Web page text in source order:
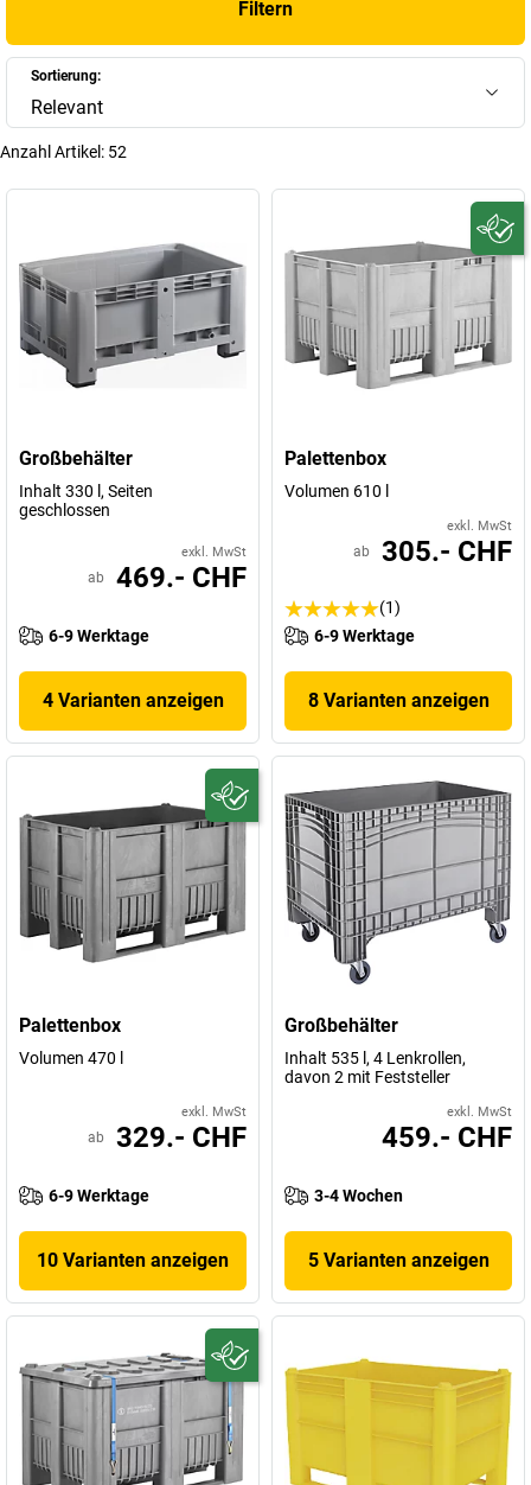
senken. Dank genormter Maße lassen sie sich zudem perfekt in
Mehr anzeigen
Filtern
Sortierung:
Relevant
Anzahl Artikel: 52
Großbehälter
Inhalt 330 l, Seiten
geschlossen
exkl. MwSt
ab 469.- CHF
6-9 Werktage
4 Varianten anzeigen
Palettenbox
Volumen 610 l
exkl. MwSt
ab 305.- CHF
(1)
6-9 Werktage
8 Varianten anzeigen
Palettenbox
Volumen 470 l
exkl. MwSt
ab 329.- CHF
6-9 Werktage
10 Varianten anzeigen
Großbehälter
Inhalt 535 l, 4 Lenkrollen,
davon 2 mit Feststeller
exkl. MwSt
459.- CHF
3-4 Wochen
5 Varianten anzeigen